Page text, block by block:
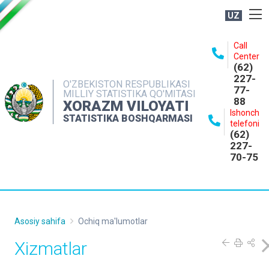
UZ
O'ZBEKISTON RESPUBLIKASI
MILLIY STATISTIKA QO'MITASI
XORAZM VILOYATI
STATISTIKA BOSHQARMASI
Call
Center
(62)
227-
77-
88
Ishonch
telefoni
(62)
227-
70-75
NASHRLAR
INTERAKTIV XIZMATLAR
MATBUOT XIZMATI
Asosiy sahifa Ochiq ma'lumotlar
Xizmatlar